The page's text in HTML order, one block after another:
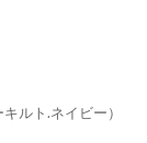
ルト.ネイビー）